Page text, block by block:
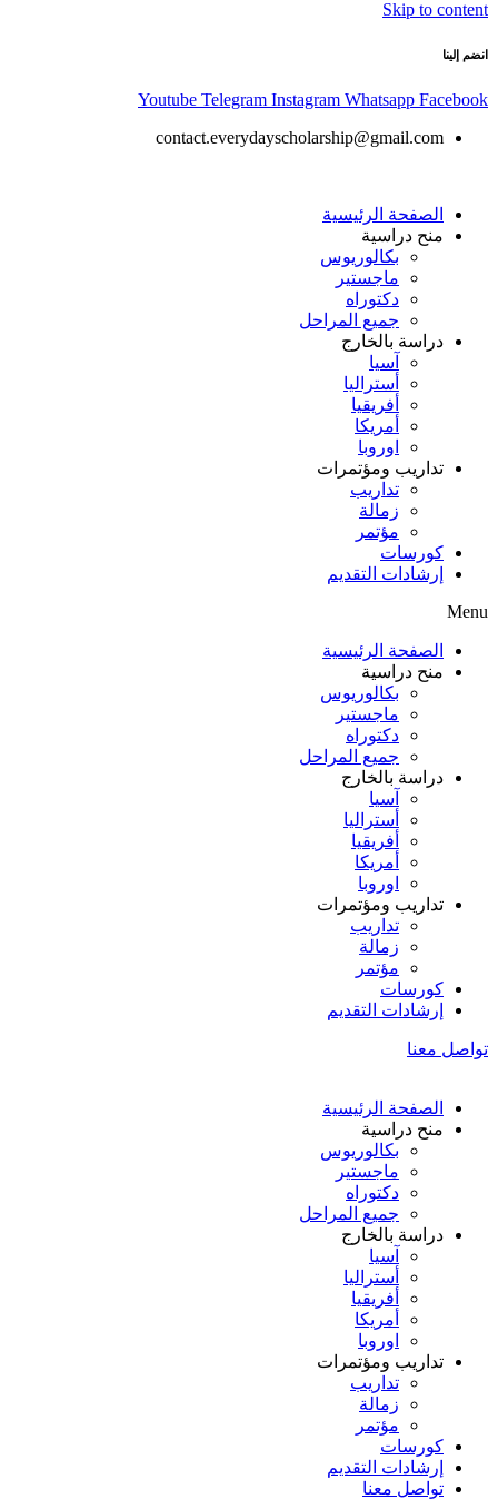
Skip to content
انضم إلينا
Youtube Telegram Instagram Whatsapp Facebook
contact.everydayscholarship@gmail.com
الصفحة الرئيسية
منح دراسية
بكالوريوس
ماجستير
دكتوراه
جميع المراحل
دراسة بالخارج
آسيا
أستراليا
أفريقيا
أمريكا
اوروبا
تداريب ومؤتمرات
تداريب
زمالة
مؤتمر
كورسات
إرشادات التقديم
Menu
الصفحة الرئيسية
منح دراسية
بكالوريوس
ماجستير
دكتوراه
جميع المراحل
دراسة بالخارج
آسيا
أستراليا
أفريقيا
أمريكا
اوروبا
تداريب ومؤتمرات
تداريب
زمالة
مؤتمر
كورسات
إرشادات التقديم
تواصل معنا
الصفحة الرئيسية
منح دراسية
بكالوريوس
ماجستير
دكتوراه
جميع المراحل
دراسة بالخارج
آسيا
أستراليا
أفريقيا
أمريكا
اوروبا
تداريب ومؤتمرات
تداريب
زمالة
مؤتمر
كورسات
إرشادات التقديم
تواصل معنا